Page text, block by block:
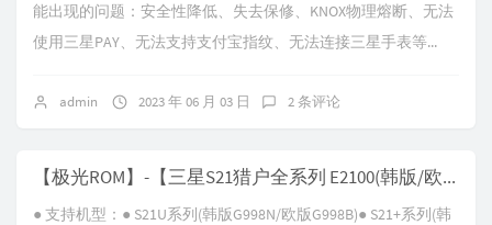
能出现的问题：安全性降低、失去保修、KNOX物理熔断、无法
使用三星PAY、无法支持支付宝指纹、无法连接三星手表等...
admin 2023 年 06 月 03 日 2 条评论
【极光ROM】-【三星S21猎户全系列 E2100(韩版/欧版) G99XX】-【V20.0 Android-T-WAF】
● 支持机型：● S21U系列(韩版G998N/欧版G998B)● S21+系列(韩